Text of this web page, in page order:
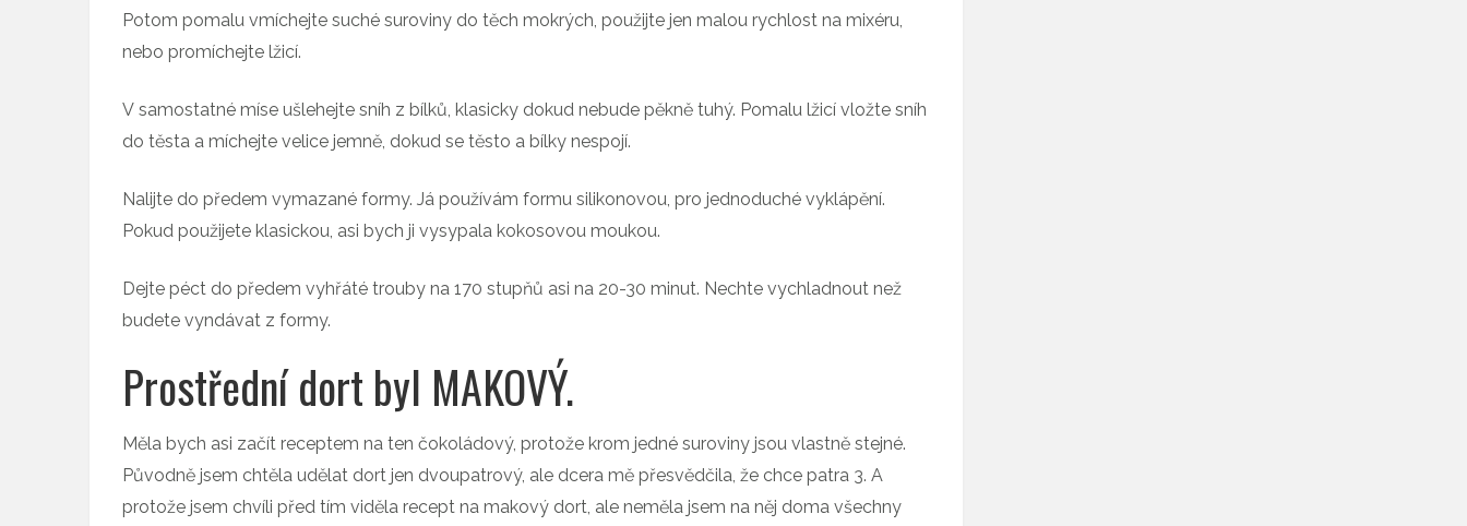
Potom pomalu vmíchejte suché suroviny do těch mokrých, použijte jen malou rychlost na mixéru,
nebo promíchejte lžicí.
V samostatné míse ušlehejte sníh z bílků, klasicky dokud nebude pěkně tuhý. Pomalu lžicí vložte sníh
do těsta a míchejte velice jemně, dokud se těsto a bílky nespojí.
Nalijte do předem vymazané formy. Já používám formu silikonovou, pro jednoduché vyklápění.
Pokud použijete klasickou, asi bych ji vysypala kokosovou moukou.
Dejte péct do předem vyhřáté trouby na 170 stupňů asi na 20-30 minut. Nechte vychladnout než
budete vyndávat z formy.
Prostřední dort byl MAKOVÝ.
Měla bych asi začít receptem na ten čokoládový, protože krom jedné suroviny jsou vlastně stejné.
Původně jsem chtěla udělat dort jen dvoupatrový, ale dcera mě přesvědčila, že chce patra 3. A
protože jsem chvíli před tím viděla recept na makový dort, ale neměla jsem na něj doma všechny